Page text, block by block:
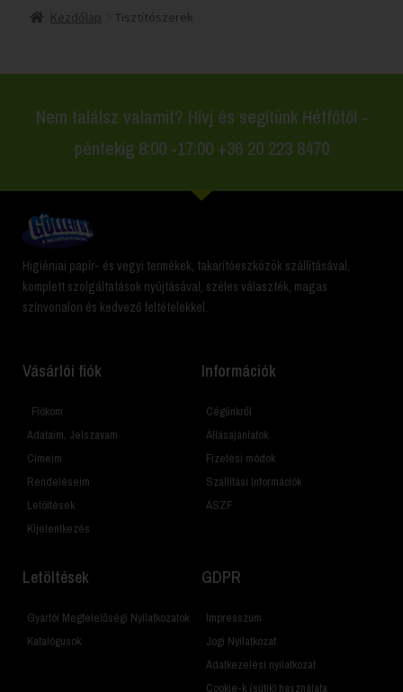
Kezdőlap Tisztítószerek
Nem találsz valamit? Hívj és segítünk Hétfőtől -
péntekig 8:00 -17:00 +36 20 223 8470
Higiéniai papír- és vegyi termékek, takarítóeszközök szállításával,
komplett szolgáltatások nyújtásával, széles választék, magas
színvonalon és kedvező feltételekkel.
Vásárlói fiók
Fiókom
Adataim, Jelszavam
Címeim
Rendeléseim
Letöltések
Kijelentkezés
Információk
Cégünkről
Állásajánlatok
Fizetési módok
Szállítási Információk
ÁSZF
Letöltések
Gyártói Megfelelőségi Nyilatkozatok
Katalógusok
GDPR
Impresszum
Jogi Nyilatkozat
Adatkezelési nyilatkozat
Cookie-k (sütik) használata